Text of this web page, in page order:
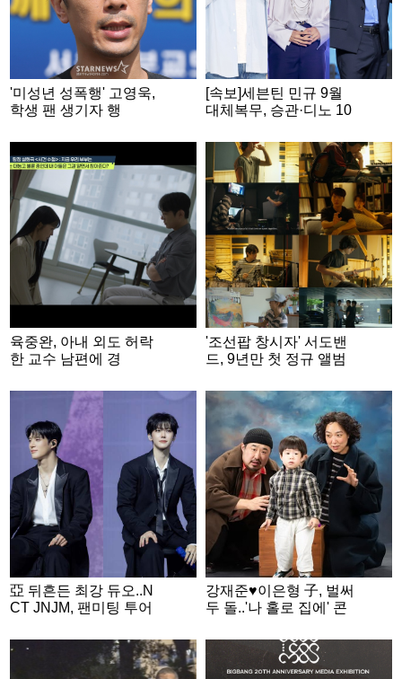
'미성년 성폭행' 고영욱,
학생 팬 생기자 행
수하게 좋아해줘" [스타
이슈]
[속보]세븐틴 민규 9월
대체복무, 승관·디노 10
속화
육중완, 아내 외도 허락
한 교수 남편에 경
[탐비]
'조선팝 창시자' 서도밴
드, 9년만 첫 정규 앨범
亞 뒤흔든 최강 듀오..N
CT JNJM, 팬미팅 투어
강재준♥이은형 子, 벌써
두 돌..'나 홀로 집에' 콘